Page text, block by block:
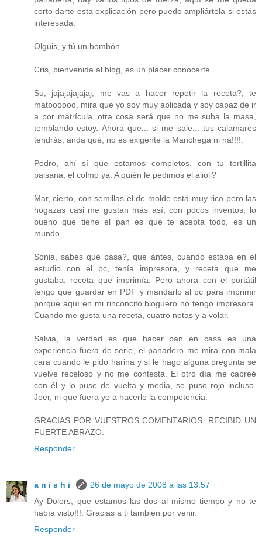
corto darte esta explicación pero puedo ampliártela si estás
interesada.
Olguis, y tú un bombón.
Cris, bienvenida al blog, es un placer conocerte.
Su, jajajajajajaj, me vas a hacer repetir la receta?, te
matoooooo, mira que yo soy muy aplicada y soy capaz de ir
a por matrícula, otra cosa será que no me suba la masa,
temblando estoy. Ahora que... si me sale... tus calamares
tendrás, anda qué, no es exigente la Manchega ni ná!!!!.
Pedro, ahí sí que estamos completos, con tu tortillita
paisana, el colmo ya. A quién le pedimos el alioli?
Mar, cierto, con semillas el de molde está muy rico pero las
hogazas casi me gustan más así, con pocos inventos, lo
bueno que tiene el pan es que te acepta todo, es un
mundo.
Sonia, sabes qué pasa?, que antes, cuando estaba en el
estudio con el pc, tenía impresora, y receta que me
gustaba, receta que imprimía. Pero ahora con el portátil
tengo que guardar en PDF y mandarlo al pc para imprimir
porque aquí en mi rinconcito bloguero no tengo impresora.
Cuando me gusta una receta, cuatro notas y a volar.
Salvia, la verdad es que hacer pan en casa es una
experiencia fuera de serie, el panadero me mira con mala
cara cuando le pido harina y si le hago alguna pregunta se
vuelve receloso y no me contesta. El otro día me cabreé
con él y lo puse de vuelta y media, se puso rojo incluso.
Joer, ni que fuera yo a hacerle la competencia.
GRACIAS POR VUESTROS COMENTARIOS, RECIBID UN
FUERTE ABRAZO.
Responder
a n i s h i
26 de mayo de 2008 a las 13:57
Ay Dolors, que estamos las dos al mismo tiempo y no te
había visto!!!. Gracias a ti también por venir.
Responder